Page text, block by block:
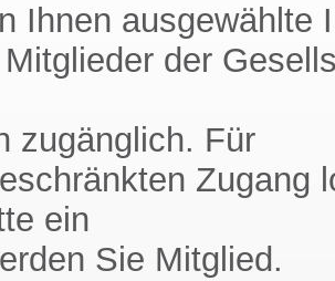
Ihnen ausgewählte
der
zugänglich. Für
Zugang
ein
Sie Mitglied.